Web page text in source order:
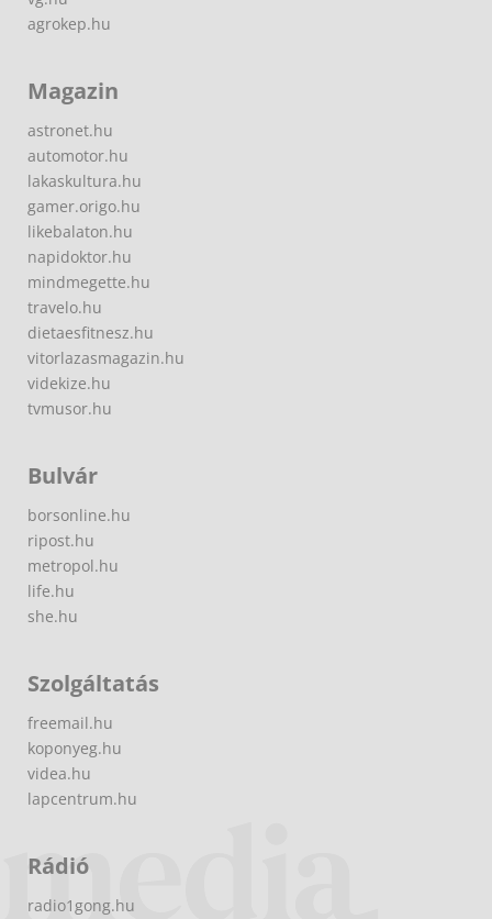
agrokep.hu
Magazin
astronet.hu
automotor.hu
lakaskultura.hu
gamer.origo.hu
likebalaton.hu
napidoktor.hu
mindmegette.hu
travelo.hu
dietaesfitnesz.hu
vitorlazasmagazin.hu
videkize.hu
tvmusor.hu
Bulvár
borsonline.hu
ripost.hu
metropol.hu
life.hu
she.hu
Szolgáltatás
freemail.hu
koponyeg.hu
videa.hu
lapcentrum.hu
Rádió
radio1gong.hu